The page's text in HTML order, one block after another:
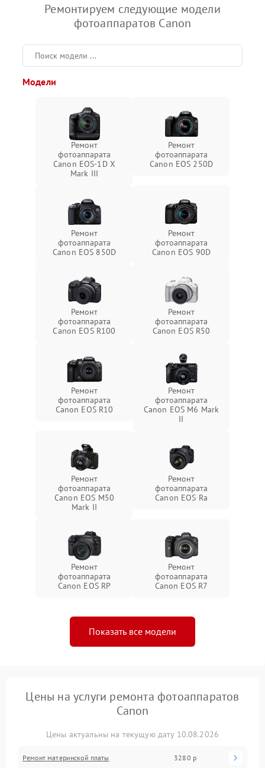
Ремонтируем следующие модели
фотоаппаратов Canon
Модели
Ремонт
фотоаппарата
Canon EOS‑1D X
Mark III
Ремонт
фотоаппарата
Canon EOS 250D
Ремонт
фотоаппарата
Canon EOS 850D
Ремонт
фотоаппарата
Canon EOS 90D
Ремонт
фотоаппарата
Canon EOS R100
Ремонт
фотоаппарата
Canon EOS R50
Ремонт
фотоаппарата
Canon EOS R10
Ремонт
фотоаппарата
Canon EOS M6 Mark
II
Ремонт
фотоаппарата
Canon EOS M50
Mark II
Ремонт
фотоаппарата
Canon EOS Ra
Ремонт
фотоаппарата
Canon EOS RP
Ремонт
фотоаппарата
Canon EOS R7
Показать все модели
Цены на услуги ремонта фотоаппаратов
Canon
Цены актуальны на текущую дату 10.08.2026
Ремонт материнской платы 3280 р